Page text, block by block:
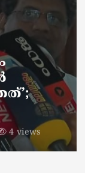
ഇ ഡി
കേസ്; 4
4 views